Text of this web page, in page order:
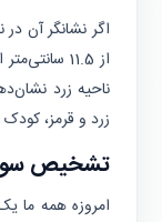
اگر نشانگر آن
از 11.5
ناحیه زرد
زرد و قرمز، کودک
تشخیص
امروزه همه ما